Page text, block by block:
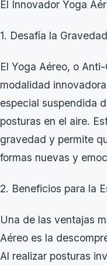
El Innovador Yoga
1. Desafía la Gravedad
El Yoga Aéreo, o
modalidad
especial suspendida
posturas en el aire.
gravedad y permite
formas nuevas y
2. Beneficios para la
Una de las ventajas
Aéreo es la
Al realizar posturas